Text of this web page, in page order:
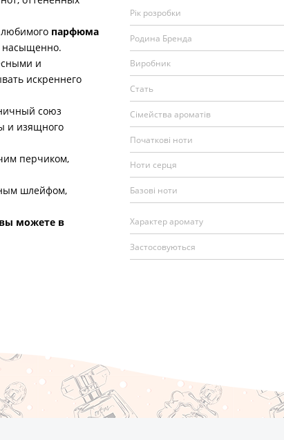
парфюма
насыщенно.
и
искреннего
союз
и изящного
перчиком,
шлейфом,
вы можете в
Рік розробки
Родина Бренда
Виробник
Стать
Сімейства ароматів
Початкові ноти
Ноти серця
Базові ноти
Характер аромату
Застосовуються